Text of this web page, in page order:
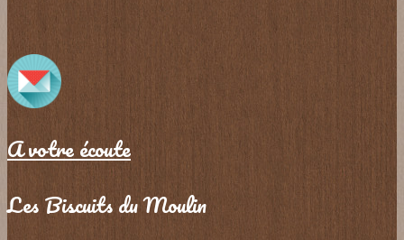
A votre écoute
Les Biscuits du Moulin